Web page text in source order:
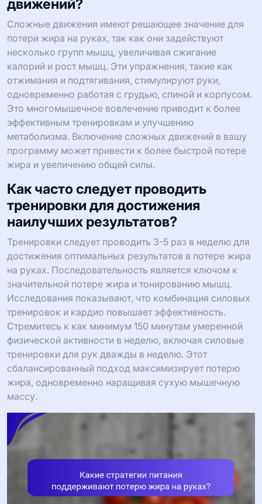
движений?
Сложные движения имеют решающее значение для
потери жира на руках, так как они задействуют
несколько групп мышц, увеличивая сжигание
калорий и рост мышц. Эти упражнения, такие как
отжимания и подтягивания, стимулируют руки,
одновременно работая с грудью, спиной и корпусом.
Это многомышечное вовлечение приводит к более
эффективным тренировкам и улучшению
метаболизма. Включение сложных движений в вашу
программу может привести к более быстрой потере
жира и увеличению общей силы.
Как часто следует проводить
тренировки для достижения
наилучших результатов?
Тренировки следует проводить 3-5 раз в неделю для
достижения оптимальных результатов в потере жира
на руках. Последовательность является ключом к
значительной потере жира и тонированию мышц.
Исследования показывают, что комбинация силовых
тренировок и кардио повышает эффективность.
Стремитесь к как минимум 150 минутам умеренной
физической активности в неделю, включая силовые
тренировки для рук дважды в неделю. Этот
сбалансированный подход максимизирует потерю
жира, одновременно наращивая сухую мышечную
массу.